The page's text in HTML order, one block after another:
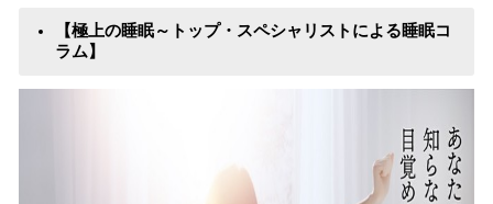
【極上の睡眠～トップ・スペシャリストによる睡眠コ
ラム】